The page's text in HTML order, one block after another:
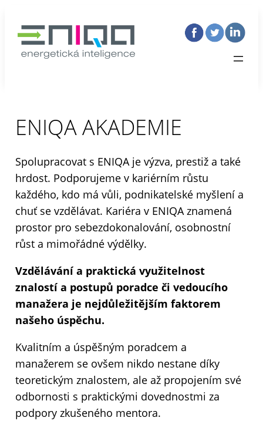
ENIQA AKADEMIE
Spolupracovat s ENIQA je výzva, prestiž a také
hrdost. Podporujeme v kariérním růstu
každého, kdo má vůli, podnikatelské myšlení a
chuť se vzdělávat. Kariéra v ENIQA znamená
prostor pro sebezdokonalování, osobnostní
růst a mimořádné výdělky.
Vzdělávání a praktická využitelnost
znalostí a postupů poradce či vedoucího
manažera je nejdůležitějším faktorem
našeho úspěchu.
Kvalitním a úspěšným poradcem a
manažerem se ovšem nikdo nestane díky
teoretickým znalostem, ale až propojením své
odbornosti s praktickými dovednostmi za
podpory zkušeného mentora.